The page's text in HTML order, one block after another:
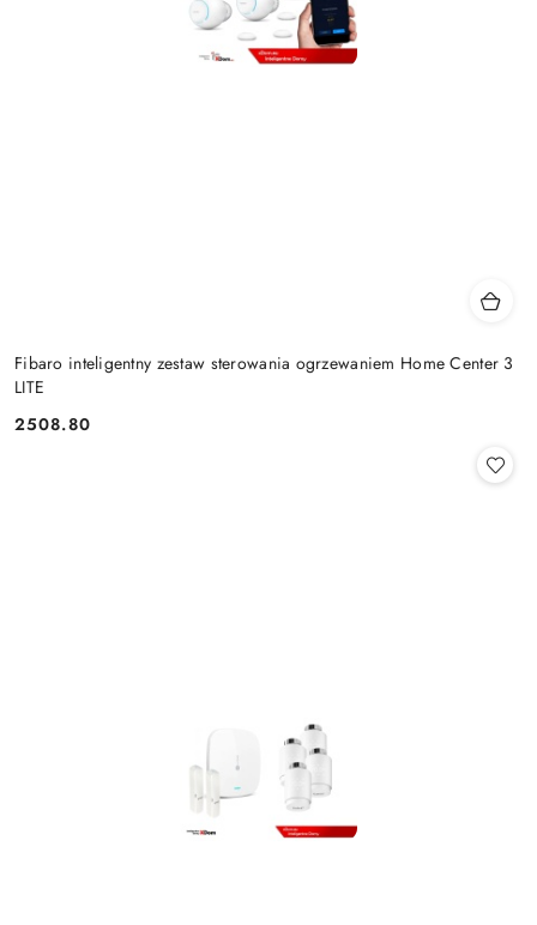
Fibaro inteligentny zestaw sterowania ogrzewaniem Home Center 3
LITE
Cena:
2508.80